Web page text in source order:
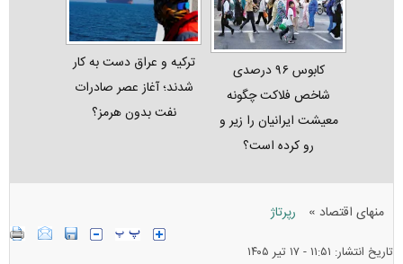
کابوس ۹۶ درصدی
شاخص فلاکت چگونه
معیشت ایرانیان را زیر و
رو کرده است؟
ترکیه و عراق دست به کار
شدند؛ آغاز عصر صادرات
نفت بدون هرمز؟
منهای اقتصاد » رپرتاژ
تاریخ انتشار: ۱۱:۵۱ - ۱۷ تير ۱۴۰۵